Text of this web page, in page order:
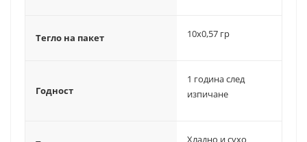
Тегло на пакет 10х0,57 гр
Годност
1 година след
изпичане
Хладно и сухо